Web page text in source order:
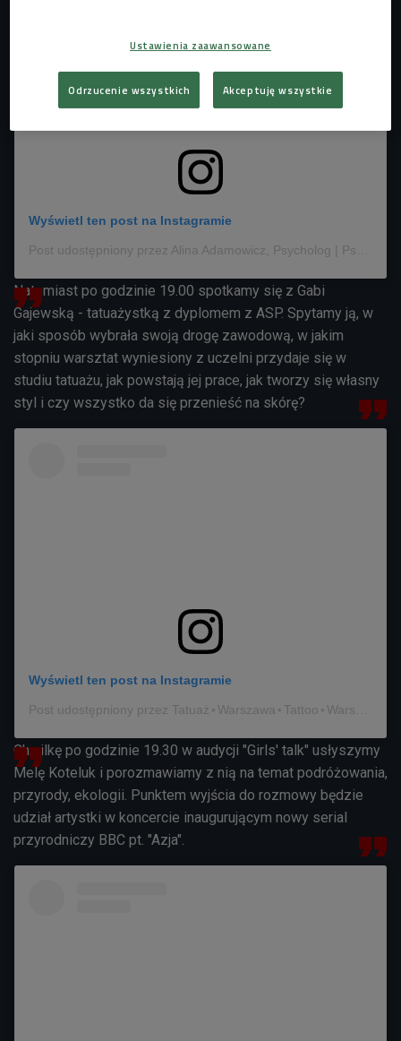
Wyświetl ten post na Instagramie
Natomiast po godzinie 19.00 spotkamy się z Gabi
Gajewską - tatuażystką z dyplomem z ASP. Spytamy ją, w
jaki sposób wybrała swoją drogę zawodową, w jakim
stopniu warsztat wyniesiony z uczelni przydaje się w
studiu tatuażu, jak powstają jej prace, jak tworzy się własny
styl i czy wszystko da się przenieść na skórę?
Wyświetl ten post na Instagramie
Chwilkę po godzinie 19.30 w audycji "Girls' talk" usłyszymy
Melę Koteluk i porozmawiamy z nią na temat podróżowania,
przyrody, ekologii. Punktem wyjścia do rozmowy będzie
udział artystki w koncercie inaugurującym nowy serial
przyrodniczy BBC pt. "Azja".
Ustawienia zaawansowane
Odrzucenie wszystkich Akceptuję wszystkie